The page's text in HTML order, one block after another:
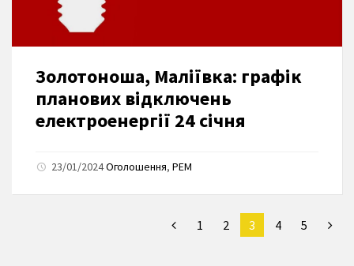
Золотоноша, Маліївка: графік
планових відключень
електроенергії 24 січня
23/01/2024Оголошення, РЕМ
1 2 3 4 5